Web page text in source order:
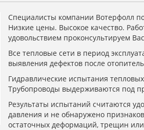
Специалисты компании Вотерфолл
Низкие цены. Высокое качество.
удовольствием проконсультируем
Все тепловые сети в период
выявления дефектов после
Гидравлические испытания
Трубопроводы выдерживаются под
Результаты испытаний считаются
давления и не обнаружено
остаточных деформаций, трещин